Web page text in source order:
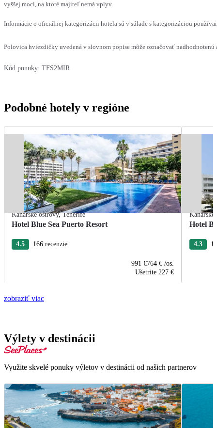
vyššej moci, na ktoré majiteľ nemá vplyv.
Informácie o oficiálnej kategorizácii hotela sú v súlade s kategorizáciou
Polovica hviezdičky uvedená v slovnom popise môže označovať
Kód ponuky: TFS2MIR
Podobné hotely v regióne
Kanárske ostrovy,Tenerife
Hotel Blue Sea Puerto Resort
4.5 166 recenzie
991 €764 € /os.
Ušetrite 227 €
Kanárske
Hotel
4.3
zobraziť viac
Výlety v destinácii
Využite skvelé ponuky výletov v destinácii od našich partnerov